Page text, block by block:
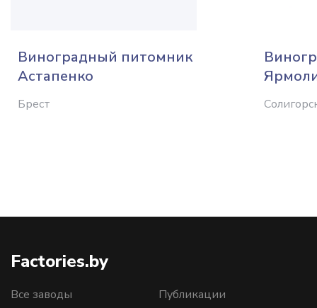
Виноградный питомник
Астапенко
Брест
Factories.by
Все заводы
Публикации